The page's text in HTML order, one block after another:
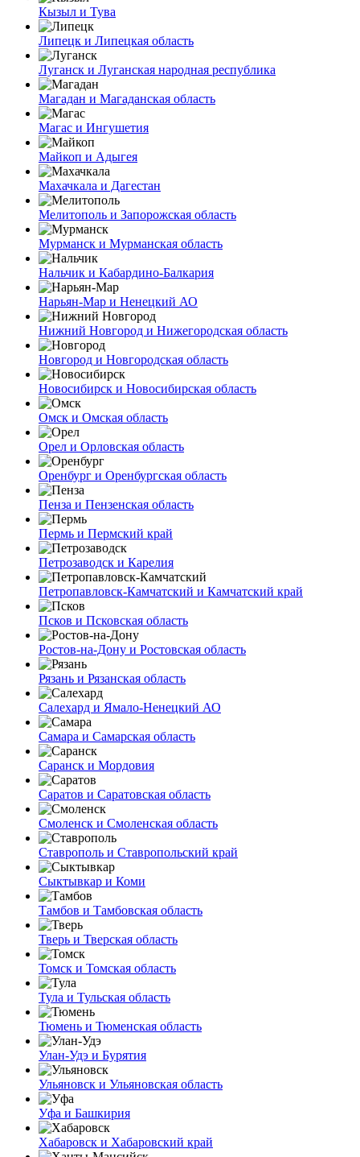
Кызыл и Тува
Липецк и Липецкая область
Луганск и Луганская народная республика
Магадан и Магаданская область
Магас и Ингушетия
Майкоп и Адыгея
Махачкала и Дагестан
Мелитополь и Запорожская область
Мурманск и Мурманская область
Нальчик и Кабардино-Балкария
Нарьян-Мар и Ненецкий АО
Нижний Новгород и Нижегородская область
Новгород и Новгородская область
Новосибирск и Новосибирская область
Омск и Омская область
Орел и Орловская область
Оренбург и Оренбургская область
Пенза и Пензенская область
Пермь и Пермский край
Петрозаводск и Карелия
Петропавловск-Камчатский и Камчатский край
Псков и Псковская область
Ростов-на-Дону и Ростовская область
Рязань и Рязанская область
Салехард и Ямало-Ненецкий АО
Самара и Самарская область
Саранск и Мордовия
Саратов и Саратовская область
Смоленск и Смоленская область
Ставрополь и Ставропольский край
Сыктывкар и Коми
Тамбов и Тамбовская область
Тверь и Тверская область
Томск и Томская область
Тула и Тульская область
Тюмень и Тюменская область
Улан-Удэ и Бурятия
Ульяновск и Ульяновская область
Уфа и Башкирия
Хабаровск и Хабаровский край